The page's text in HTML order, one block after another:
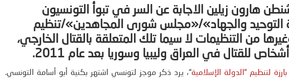
هارون زيلين الاجابة عن السر في تبوأ التونسيون
والجهاد»/«مجلس شورى المجاهدين»/تنظيم
من التنظيمات لا سيما تلك المتعلقة بالقتال الخارجي،
للقتال في العراق وليبيا وسوريا بعد عام 2011
.
لتنظيم “الدولة الإسلامية“، يرد ذكر موجز لتونسي اشتهر بكنية أبو أسامة التونسي.